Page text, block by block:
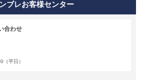
ブレお客様センター
合わせ
平日）